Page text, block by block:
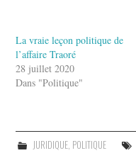
La vraie leçon politique de
l’affaire Traoré
28 juillet 2020
Dans "Politique"
JURIDIQUE, POLITIQUE